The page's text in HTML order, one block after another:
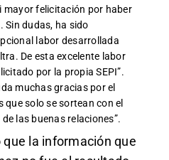
mayor felicitación por haber
Sin dudas, ha sido
labor desarrollada
De esta excelente labor
por la propia SEPI”.
muchas gracias por el
que solo se sortean con el
las buenas relaciones”.
que la información que